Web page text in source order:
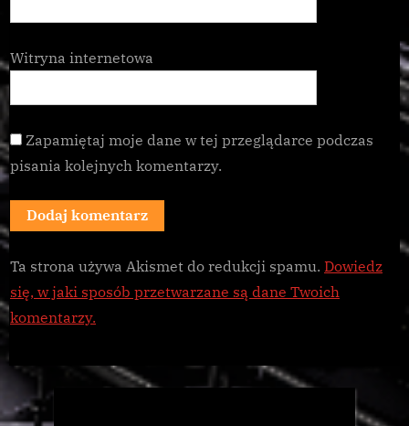
Witryna internetowa
Zapamiętaj moje dane w tej przeglądarce podczas
pisania kolejnych komentarzy.
Ta strona używa Akismet do redukcji spamu. Dowiedz
się, w jaki sposób przetwarzane są dane Twoich
komentarzy.